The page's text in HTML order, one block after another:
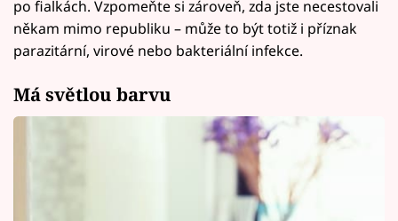
po fialkách. Vzpomeňte si zároveň, zda jste necestovali
někam mimo republiku – může to být totiž i příznak
parazitární, virové nebo bakteriální infekce.
Má světlou barvu